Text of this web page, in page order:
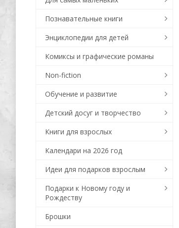
Познавательные книги
Энциклопедии для детей
Комиксы и графические романы
Non-fiction
Обучение и развитие
Детский досуг и творчество
Книги для взрослых
Календари на 2026 год
Идеи для подарков взрослым
Подарки к Новому году и
Рождеству
Брошки